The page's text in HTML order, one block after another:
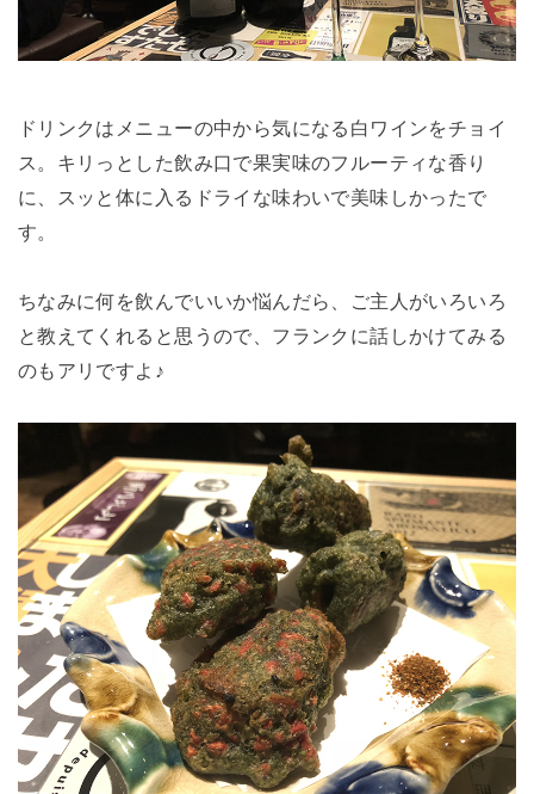
ドリンクはメニューの中から気になる白ワインをチョイ
ス。キリっとした飲み口で果実味のフルーティな香り
に、スッと体に入るドライな味わいで美味しかったで
す。
ちなみに何を飲んでいいか悩んだら、ご主人がいろいろ
と教えてくれると思うので、フランクに話しかけてみる
のもアリですよ♪